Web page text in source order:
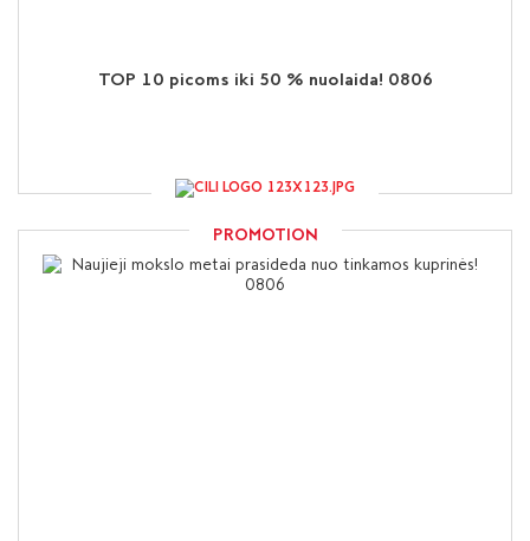
TOP 10 picoms iki 50 % nuolaida! 0806
PROMOTION